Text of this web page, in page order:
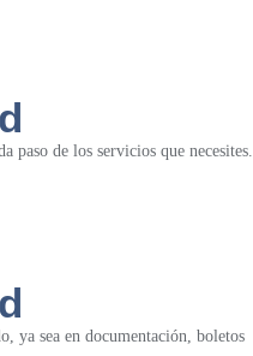
paso de los servicios que necesites.
ya sea en documentación, boletos